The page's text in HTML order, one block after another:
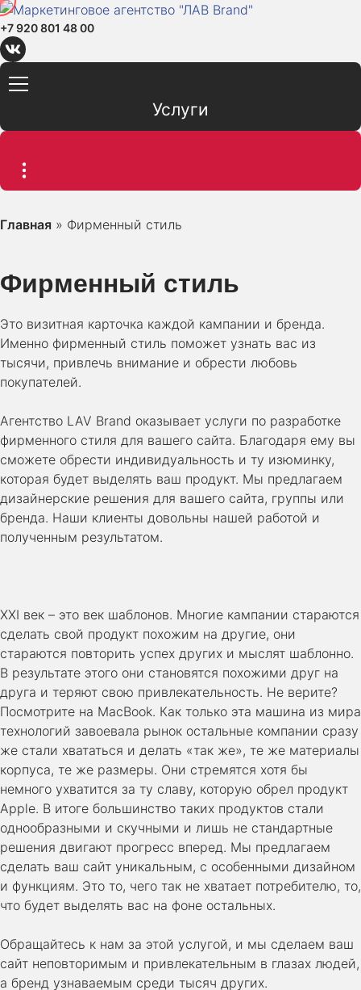
+7 920 801 48 00
Услуги
Главная » Фирменный стиль
Фирменный стиль
Это визитная карточка каждой кампании и бренда.
Именно фирменный стиль поможет узнать вас из
тысячи, привлечь внимание и обрести любовь
покупателей.
Агентство LAV Brand оказывает услуги по разработке
фирменного стиля для вашего сайта. Благодаря ему вы
сможете обрести индивидуальность и ту изюминку,
которая будет выделять ваш продукт. Мы предлагаем
дизайнерские решения для вашего сайта, группы или
бренда. Наши клиенты довольны нашей работой и
полученным результатом.
XXI век – это век шаблонов. Многие кампании стараются
сделать свой продукт похожим на другие, они
стараются повторить успех других и мыслят шаблонно.
В результате этого они становятся похожими друг на
друга и теряют свою привлекательность. Не верите?
Посмотрите на MacBook. Как только эта машина из мира
технологий завоевала рынок остальные компании сразу
же стали хвататься и делать «так же», те же материалы
корпуса, те же размеры. Они стремятся хотя бы
немного ухватится за ту славу, которую обрел продукт
Apple. В итоге большинство таких продуктов стали
однообразными и скучными и лишь не стандартные
решения двигают прогресс вперед. Мы предлагаем
сделать ваш сайт уникальным, с особенными дизайном
и функциям. Это то, чего так не хватает потребителю, то,
что будет выделять вас на фоне остальных.
Обращайтесь к нам за этой услугой, и мы сделаем ваш
сайт неповторимым и привлекательным в глазах людей,
а бренд узнаваемым среди тысяч других.